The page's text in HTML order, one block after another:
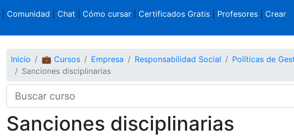
Comunidad Chat Cómo cursar| Certificados Gratis| Profesores| Crear
Inicio 💼 Cursos Empresa Responsabilidad Social
Políticas de
Sanciones disciplinarias
Sanciones disciplinarias